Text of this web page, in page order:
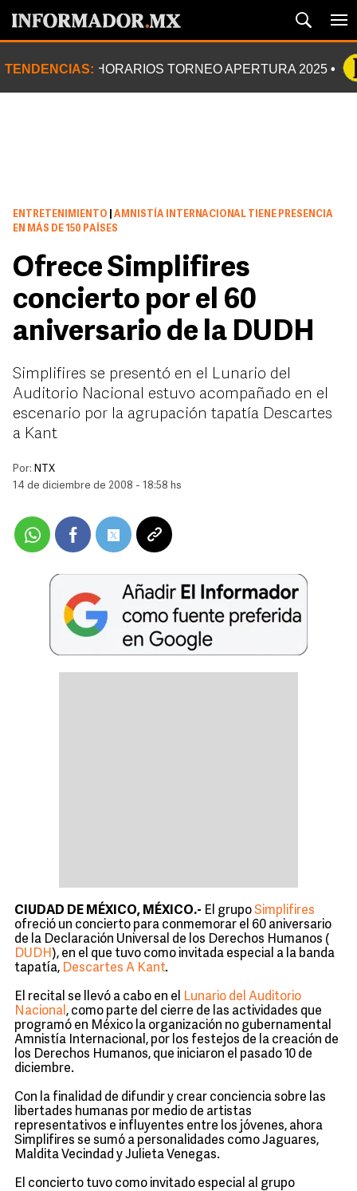
TENDENCIAS: HORARIOS TORNEO APERTURA 2025
ENTRETENIMIENTO
AMNISTÍA INTERNACIONAL TIENE PRESENCIA
EN MÁS DE 150 PAÍSES
Ofrece Simplifires
concierto por el 60
aniversario de la DUDH
Simplifires se presentó en el Lunario del
Auditorio Nacional estuvo acompañado en el
escenario por la agrupación tapatía Descartes
a Kant
Por: NTX
14 de diciembre de 2008 - 18:58 hs
CIUDAD DE MÉXICO, MÉXICO.- El grupoSimplifires
ofreció un concierto para conmemorar el 60 aniversario
de la Declaración Universal de los Derechos Humanos (
DUDH ), en el que tuvo como invitada especial a la banda
tapatía, Descartes A Kant.
El recital se llevó a cabo en el
Lunario del Auditorio
Nacional , como parte del cierre de las actividades que
programó en México la organización no gubernamental
Amnistía Internacional, por los festejos de la creación de
los Derechos Humanos, que iniciaron el pasado 10 de
diciembre.
Con la finalidad de difundir y crear conciencia sobre las
libertades humanas por medio de artistas
representativos e influyentes entre los jóvenes, ahora
Simplifires se sumó a personalidades como Jaguares,
Maldita Vecindad y Julieta Venegas.
El concierto tuvo como invitado especial al grupo